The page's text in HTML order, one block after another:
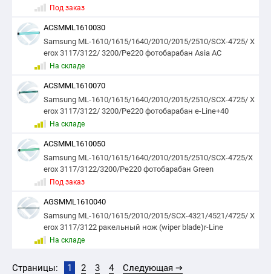
Под заказ
ACSMML1610030
Samsung ML-1610/1615/1640/2010/2015/2510/SCX-4725/ X
erox 3117/3122/ 3200/Pe220 фотобарабан Asia AC
На складе
ACSMML1610070
Samsung ML-1610/1615/1640/2010/2015/2510/SCX-4725/ X
erox 3117/3122/ 3200/Pe220 фотобарабан e-Line+40
На складе
ACSMML1610050
Samsung ML-1610/1615/1640/2010/2015/2510/SCX-4725/X
erox 3117/3122/3200/Pe220 фотобарабан Green
Под заказ
AGSMML1610040
Samsung ML-1610/1615/2010/2015/SCX-4321/4521/4725/ X
erox 3117/3122 ракельный нож (wiper blade)r-Line
На складе
Страницы: 1 2 3 4 Следующая